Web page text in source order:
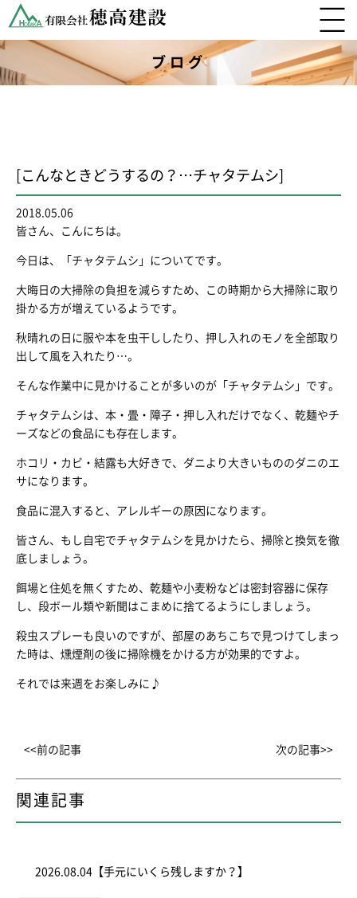
ブログ
[こんなときどうするの？…チャタテムシ]
2018.05.06
皆さん、こんにちは。
今日は、「チャタテムシ」についてです。
大晦日の大掃除の負担を減らすため、この時期から大掃除に取り
掛かる方が増えているようです。
秋晴れの日に服や本を虫干ししたり、押し入れのモノを全部取り
出して風を入れたり…。
そんな作業中に見かけることが多いのが「チャタテムシ」です。
チャタテムシは、本・畳・障子・押し入れだけでなく、乾麺やチ
ーズなどの食品にも存在します。
ホコリ・カビ・結露も大好きで、ダニより大きいもののダニのエ
サになります。
食品に混入すると、アレルギーの原因になります。
皆さん、もし自宅でチャタテムシを見かけたら、掃除と換気を徹
底しましょう。
餌場と住処を無くすため、乾麺や小麦粉などは密封容器に保存
し、段ボール類や新聞はこまめに捨てるようにしましょう。
殺虫スプレーも良いのですが、部屋のあちこちで見つけてしまっ
た時は、燻煙剤の後に掃除機をかける方が効果的ですよ。
それでは来週をお楽しみに♪
<<前の記事 次の記事>>
関連記事
2026.08.04 【手元にいくら残しますか？】